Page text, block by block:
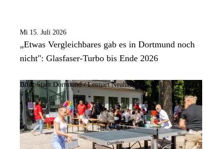
Mi 15. Juli 2026
„Etwas Vergleichbares gab es in Dortmund noch
nicht": Glasfaser-Turbo bis Ende 2026
Bild:Stadt Dortmund /Lennart Neuhaus